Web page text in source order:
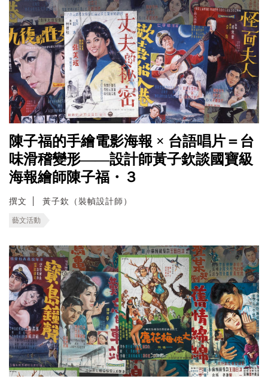
陳子福的手繪電影海報 × 台語唱片＝台
味滑稽變形——設計師黃子欽談國寶級
海報繪師陳子福・３
撰文 黃子欽（裝幀設計師）
藝文活動